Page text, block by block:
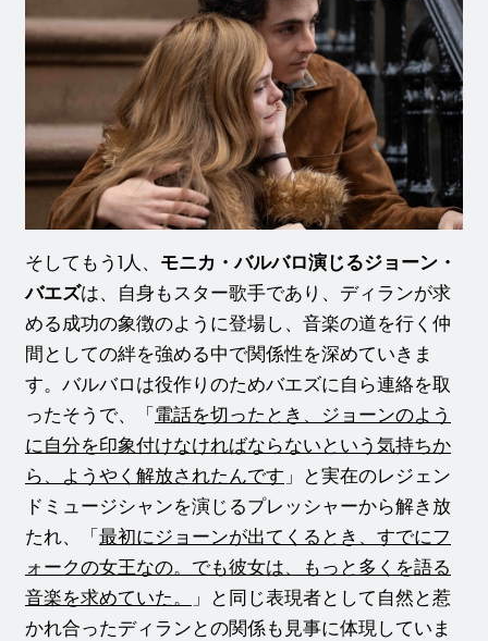
そしてもう1人、 モニカ・バルバロ演じるジョーン・
バエズは、自身もスター歌手であり、ディランが求
める成功の象徴のように登場し、音楽の道を行く仲
間としての絆を強める中で関係性を深めていきま
す。バルバロは役作りのためバエズに自ら連絡を取
ったそうで、「 電話を切ったとき、ジョーンのよう
に自分を印象付けなければならないという気持ちか
ら、ようやく解放されたんです 」と実在のレジェン
ドミュージシャンを演じるプレッシャーから解き放
たれ、「 最初にジョーンが出てくるとき、すでにフ
ォークの女王なの。でも彼女は、もっと多くを語る
音楽を求めていた。
」と同じ表現者として自然と惹
かれ合ったディランとの関係も見事に体現していま